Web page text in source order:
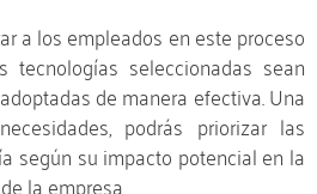
a los empleados en este proceso
tecnologías seleccionadas sean
de manera efectiva. Una
podrás priorizar las
según su impacto potencial en la
la empresa.